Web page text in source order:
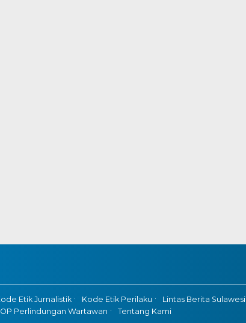
Etik Jurnalistik Kode Etik Perilaku Lintas Berita Sulawesi
Perlindungan Wartawan
Tentang Kami